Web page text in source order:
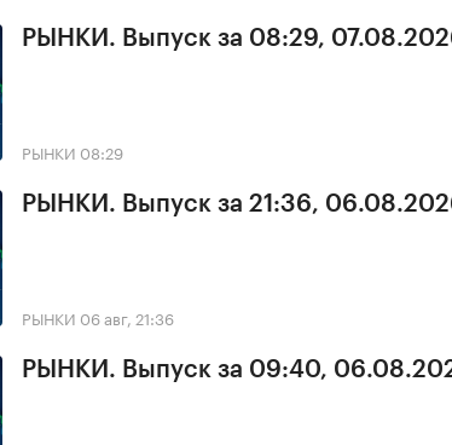
РЫНКИ. Выпуск за 08:29,
РЫНКИ 08:29
РЫНКИ. Выпуск за 21:36,
РЫНКИ 06 авг, 21:36
РЫНКИ. Выпуск за 09:40,